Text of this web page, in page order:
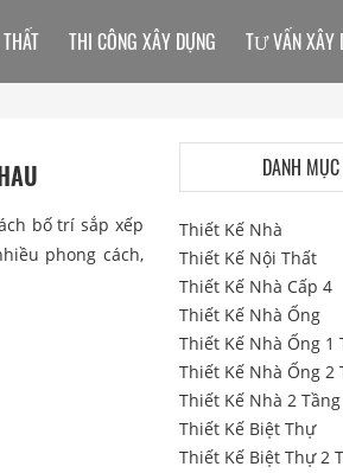
bố trí sắp xếp
phong cách,
THI CÔNG XÂY DỰNG TƯ VẤN XÂY
DANH
Thiết Kế Nhà
Thiết Kế Nội Thất
Thiết Kế Nhà Cấp 4
Thiết Kế Nhà Ống
Thiết Kế Nhà Ống 1
Thiết Kế Nhà Ống 2
Thiết Kế Nhà 2 Tầng
Thiết Kế Biệt Thự
Thiết Kế Biệt Thự 2